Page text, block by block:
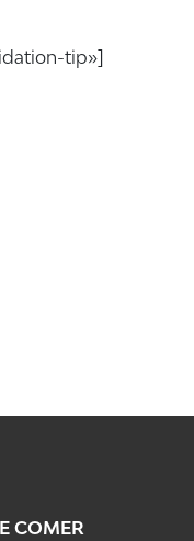
tip»]
COMER